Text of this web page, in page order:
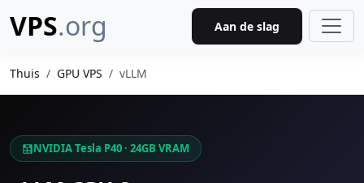
VPS.org Aan de slag
Thuis GPU VPS vLLM
NVIDIA Tesla P40 · 24GB VRAM